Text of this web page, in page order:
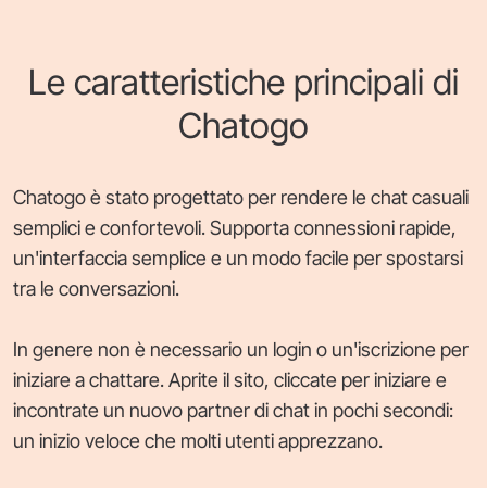
Le caratteristiche principali di
Chatogo
Chatogo è stato progettato per rendere le chat casuali
semplici e confortevoli. Supporta connessioni rapide,
un'interfaccia semplice e un modo facile per spostarsi
tra le conversazioni.
In genere non è necessario un login o un'iscrizione per
iniziare a chattare. Aprite il sito, cliccate per iniziare e
incontrate un nuovo partner di chat in pochi secondi:
un inizio veloce che molti utenti apprezzano.